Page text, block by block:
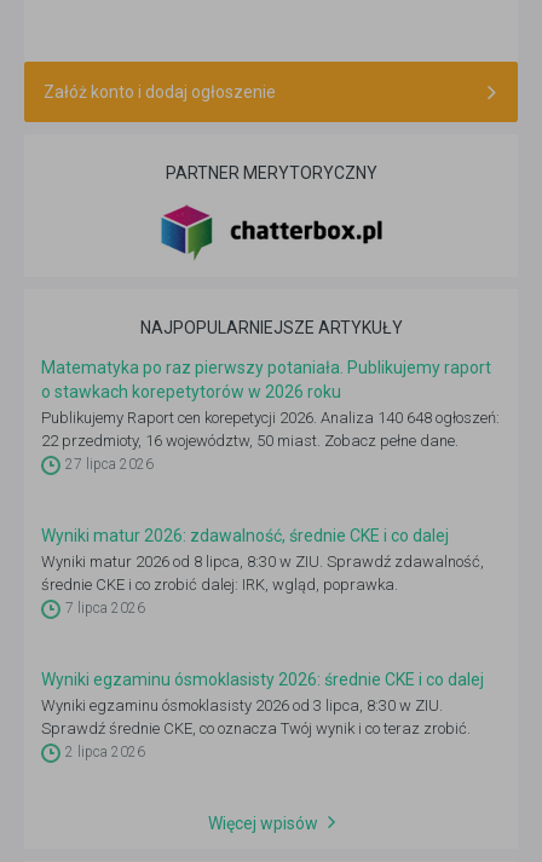
Załóż konto i dodaj ogłoszenie
PARTNER MERYTORYCZNY
NAJPOPULARNIEJSZE ARTYKUŁY
Matematyka po raz pierwszy potaniała. Publikujemy raport
o stawkach korepetytorów w 2026 roku
Publikujemy Raport cen korepetycji 2026. Analiza 140 648 ogłoszeń:
22 przedmioty, 16 województw, 50 miast. Zobacz pełne dane.
27 lipca 2026
Wyniki matur 2026: zdawalność, średnie CKE i co dalej
Wyniki matur 2026 od 8 lipca, 8:30 w ZIU. Sprawdź zdawalność,
średnie CKE i co zrobić dalej: IRK, wgląd, poprawka.
7 lipca 2026
Wyniki egzaminu ósmoklasisty 2026: średnie CKE i co dalej
Wyniki egzaminu ósmoklasisty 2026 od 3 lipca, 8:30 w ZIU.
Sprawdź średnie CKE, co oznacza Twój wynik i co teraz zrobić.
2 lipca 2026
Więcej wpisów